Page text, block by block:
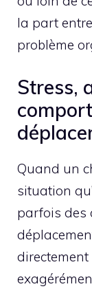
la part
problème
Stress,
Quand un
situation
parfois des